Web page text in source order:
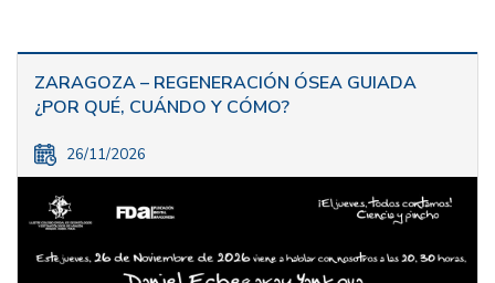
ZARAGOZA – REGENERACIÓN ÓSEA GUIADA
¿POR QUÉ, CUÁNDO Y CÓMO?
26/11/2026